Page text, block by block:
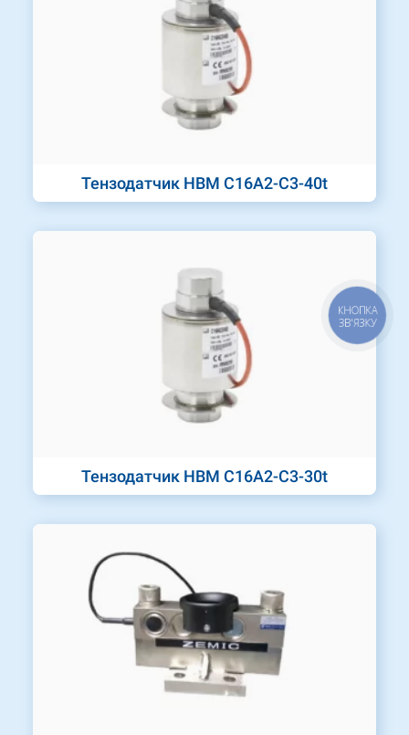
Тензодатчик HBM C16A2-C3-40t
Тензодатчик HBM C16A2-C3-30t
КНОПКА
ЗВ'ЯЗКУ